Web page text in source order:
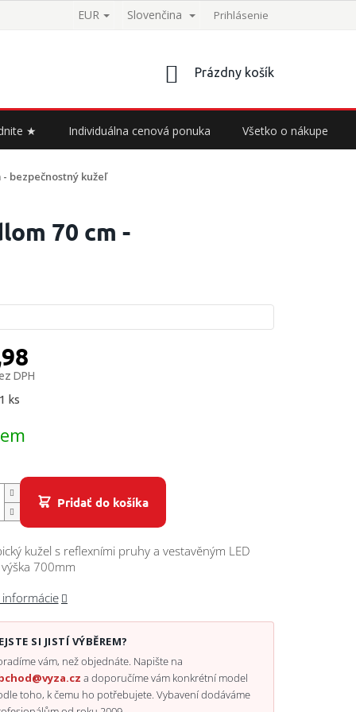
EUR Slovenčina Prihlásenie
NÁKUPNÝ
Prázdny košík
★ Individuálna cenová ponuka Všetko o nákupe
bezpečnostný kužeľ
70 cm -
DPH
ks
Pridať do košíka
kužel s reflexními pruhy a vestavěným LED
700mm
SI JISTÍ VÝBĚREM?
vám, než objednáte. Napište na
a doporučíme vám konkrétní model
toho, k čemu ho potřebujete. Vybavení dodáváme